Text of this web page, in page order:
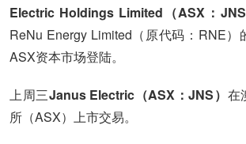
Electric Holdings Limited（ASX：JNS
ReNu Energy Limited（原代码：RNE）
ASX资本市场登陆。
上周三Janus Electric（ASX：JNS） 在
所（ASX）上市交易。